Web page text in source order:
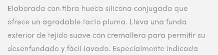
Elaborada con fibra hueca silicona conjugada que
ofrece un agradable tacto pluma. Lleva una funda
exterior de tejido suave con cremallera para permitir su
desenfundado y fácil lavado. Especialmente indicada